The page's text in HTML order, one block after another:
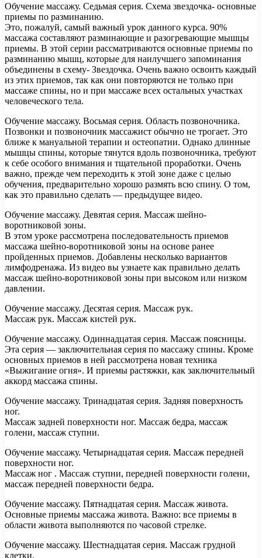
Обучение массажу. Седьмая серия. Схема звездочка- основные
приемы по разминанию.
Это, пожалуй, самый важный урок данного курса. 90%
массажа составляют разминающие и разогревающие мышцы
приемы. В этой серии рассматриваются основные приемы по
разминанию мышц, которые для наилучшего запоминания
объединены в схему- Звездочка. Очень важно освоить каждый
из этих приемов, так как они повторяются не только при
массаже спины, но и при массаже всех остальных участках
человеческого тела.
Обучение массажу. Восьмая серия. Область позвоночника.
Позвонки и позвоночник массажист обычно не трогает. Это
ближе к мануальной терапии и остеопатии. Однако длинные
мышцы спины, которые тянутся вдоль позвоночника, требуют
к себе особого внимания и тщательной проработки. Очень
важно, прежде чем переходить к этой зоне даже с целью
обучения, предварительно хорошо размять всю спину. О том,
как это правильно сделать — предыдущее видео.
Обучение массажу. Девятая серия. Массаж шейно-
воротниковой зоны.
В этом уроке рассмотрена последовательность приемов
массажа шейно-воротниковой зоны на основе ранее
пройденных приемов. Добавлены несколько вариантов
лимфодренажа. Из видео вы узнаете как правильно делать
массаж шейно-воротниковой зоны при высоком или низком
давлении.
Обучение массажу. Десятая серия. Массаж рук.
Массаж рук. Массаж кистей рук.
Обучение массажу. Одиннадцатая серия. Массаж поясницы.
Эта серия — заключительная серия по массажу спины. Кроме
основных приемов в ней рассмотрена новая техника
«Выжигание огня». И приемы растяжки, как заключительный
аккорд массажа спины.
Обучение массажу. Тринадцатая серия. Задняя поверхность
ног.
Массаж задней поверхности ног. Массаж бедра, массаж
голени, массаж ступни.
Обучение массажу. Четырнадцатая серия. Массаж передней
поверхности ног.
Массаж ног . Массаж ступни, передней поверхности голени,
массаж передней поверхности бедра.
Обучение массажу. Пятнадцатая серия. Массаж живота.
Основные приемы массажа живота. Важно: все приемы в
области живота выполняются по часовой стрелке.
Обучение массажу. Шестнадцатая серия. Массаж грудной
клетки.